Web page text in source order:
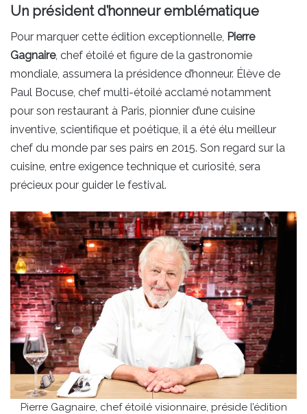
Un président d’honneur emblématique
Pour marquer cette édition exceptionnelle, Pierre
Gagnaire, chef étoilé et figure de la gastronomie
mondiale, assumera la présidence d’honneur. Élève de
Paul Bocuse, chef multi-étoilé acclamé notamment
pour son restaurant à Paris, pionnier d’une cuisine
inventive, scientifique et poétique, il a été élu meilleur
chef du monde par ses pairs en 2015. Son regard sur la
cuisine, entre exigence technique et curiosité, sera
précieux pour guider le festival.
Pierre Gagnaire, chef étoilé visionnaire, préside l’édition